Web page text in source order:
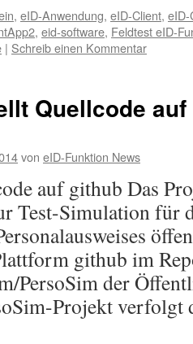
, eID-Anwendung, eID-Client, eID-
, eid-software, Feldtest eID-
| Schreib einen Kommentar
Quellcode
von eID-Funktion News
auf github Das
Test-Simulation für
github im
PersoSim der
Projekt